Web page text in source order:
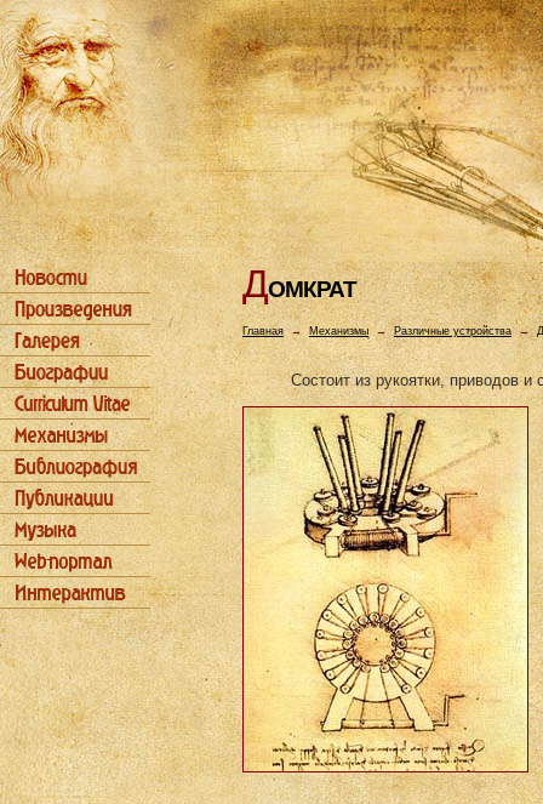
ДОМКРАТ
Главная→ Механизмы →Различные устройства →
Состоит из рукоятки, приводов